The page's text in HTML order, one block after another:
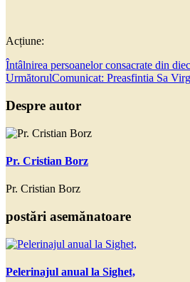
Acțiune:
Întâlnirea persoanelor consacrate din
UrmătorulComunicat: Preasfintia Sa
Despre autor
Pr. Cristian Borz
Pr. Cristian Borz
postări asemănatoare
Pelerinajul anual la Sighet,